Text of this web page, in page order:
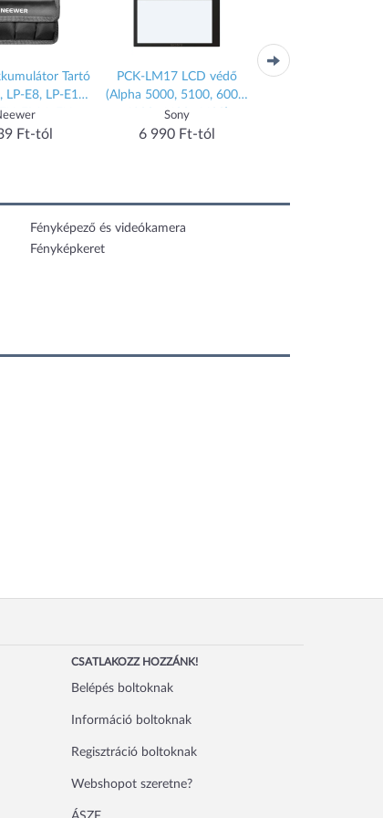
EW-100DGR
DK-30 gumi szemkagyló
(Z50)
Fényképező és videókamera
Fényképkeret
CSATLAKOZZ HOZZÁNK!
Belépés boltoknak
Információ boltoknak
Regisztráció boltoknak
Webshopot szeretne?